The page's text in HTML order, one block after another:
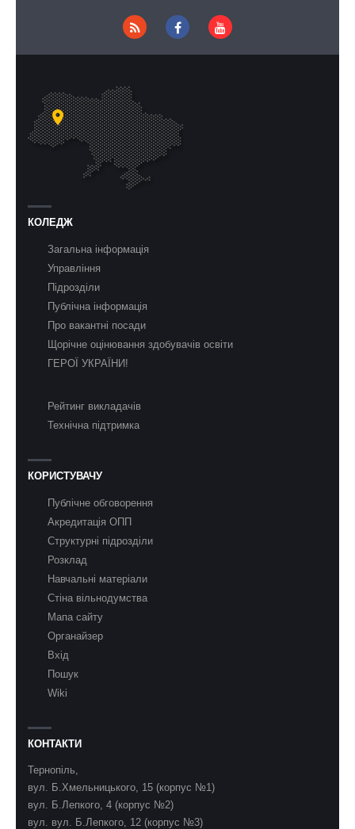
КОЛЕДЖ
Загальна інформація
Управління
Підрозділи
Публічна інформація
Про вакантні посади
Щорічне оцінювання здобувачів освіти
ГЕРОЇ УКРАЇНИ!
Рейтинг викладачів
Технічна підтримка
КОРИСТУВАЧУ
Публічне обговорення
Акредитація ОПП
Структурні підрозділи
Розклад
Навчальні матеріали
Стіна вільнодумства
Мапа сайту
Органайзер
Вхід
Пошук
Wiki
КОНТАКТИ
Тернопіль,
вул. Б.Хмельницького, 15 (корпус №1)
вул. Б.Лепкого, 4 (корпус №2)
вул. вул. Б.Лепкого, 12 (корпус №3)